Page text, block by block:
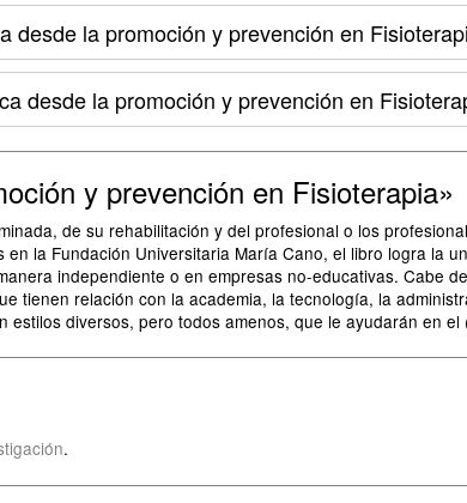
desde la promoción y prevención en
desde la promoción y prevención en
y prevención en Fisioterapia»
de su rehabilitación y del profesional o los
la Fundación Universitaria María Cano, el libro logra la
independiente o en empresas no-educativas. Cabe
tienen relación con la academia, la tecnología, la
diversos, pero todos amenos, que le ayudarán en el
.